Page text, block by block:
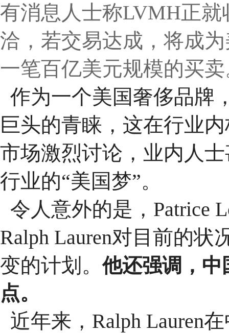
有消息人士称LVMH正就
洽，若交易达成，将成
一笔百亿美元规模的买
作为一个美国奢侈品牌
巨头的青睐，这在行业
市场激烈讨论，业内人
行业的“美国梦”。
令人意外的是，Patrice
Ralph Lauren对目前的
变的计划。他还强调，中
点。
近年来，Ralph Lauren